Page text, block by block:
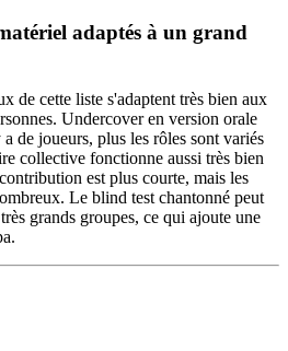
adaptés à un grand
de cette liste s'adaptent très bien aux
Undercover en version orale
de joueurs, plus les rôles sont variés
collective fonctionne aussi très bien
est plus courte, mais les
Le blind test chantonné peut
grands groupes, ce qui ajoute une